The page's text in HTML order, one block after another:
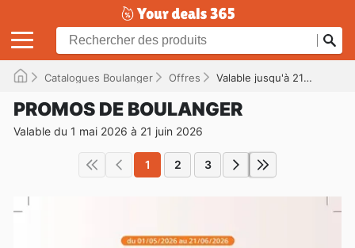
Catalogues Boulanger Offres Valable jusqu'à 21/06/2026
PROMOS DE BOULANGER
Valable du 1 mai 2026 à 21 juin 2026
1 2 3